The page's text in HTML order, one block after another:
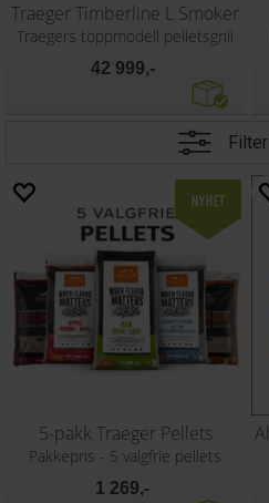
Traeger Timberline L Smoker
Traegers toppmodell pelletsgrill
42 999,-
Filter
5-pakk Traeger Pellets
Pakkepris - 5 valgfrie pellets
1 269,-